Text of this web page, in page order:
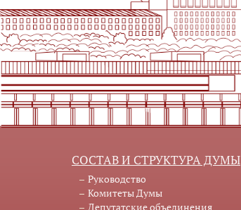
СОСТАВ И СТРУКТУРА ДУМЫ
Руководство
Комитеты Думы
Депутатские объединения